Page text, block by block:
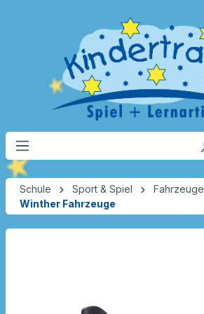
Schule Sport & Spiel
Fahrzeuge
Winther Fahrzeuge